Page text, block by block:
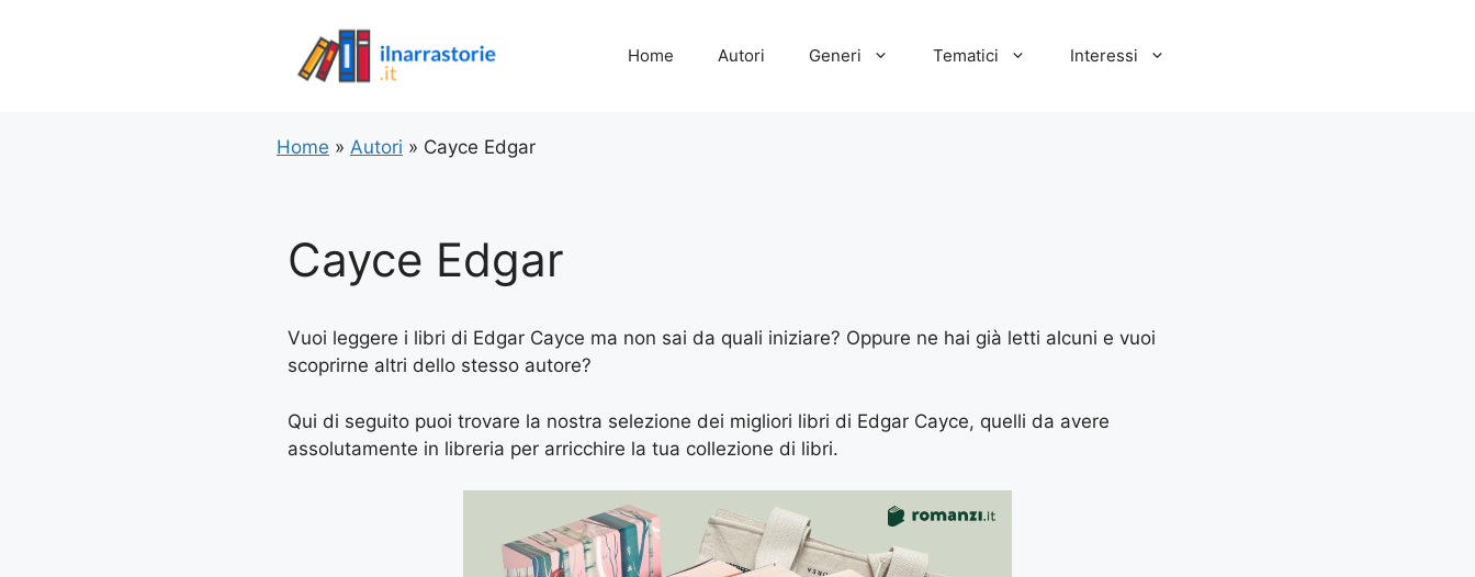
Home Autori Generi Tematici Interessi
Home » Autori » Cayce Edgar
Cayce Edgar
Vuoi leggere i libri di Edgar Cayce ma non sai da quali iniziare? Oppure ne hai già letti alcuni e vuoi
scoprirne altri dello stesso autore?
Qui di seguito puoi trovare la nostra selezione dei migliori libri di Edgar Cayce, quelli da avere
assolutamente in libreria per arricchire la tua collezione di libri.